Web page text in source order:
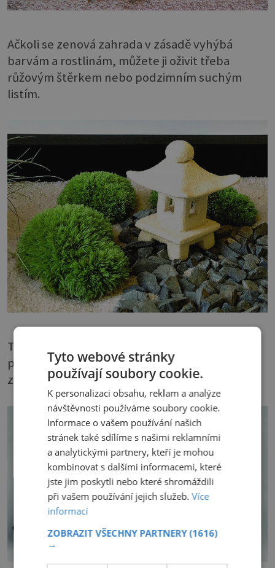
Ačkoli se zenová zahrada v zásadě vyhýbá
barvám a rostlinám, můžete ji oživit třeba
růžovým štěrkem nebo podzimním suchým
listím.
Také mech je přípustným dekorativním
prvkem, zde obklopuje miniaturu japonské
zahradní lampy.
Tyto webové stránky
používají soubory cookie.
K personalizaci obsahu, reklam a analýze
návštěvnosti používáme soubory cookie.
Informace o vašem používání našich
stránek také sdílíme s našimi reklamními
a analytickými partnery, kteří je mohou
kombinovat s dalšími informacemi, které
jste jim poskytli nebo které shromáždili
při vašem používání jejich služeb.Více
informací
ZOBRAZIT VŠECHNY PARTNERY(1616)
→